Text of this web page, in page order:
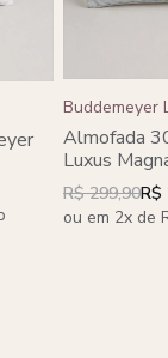
Buddemeyer
Almofada
Luxus
R$ 299,90R$
ou em 2x de